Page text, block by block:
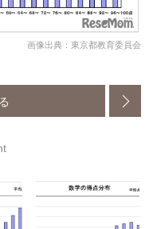
画像出典：東京都教育委員会